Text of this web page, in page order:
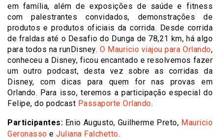
em família, além de exposições de saúde e fitness
com palestrantes convidados, demonstrações de
produtos e produtos oficiais da corrida. Desde corrida
de fraldas até o Desafio do Dunga de 78,21 km, há algo
para todos na runDisney. O Mauricio viajou para Orlando,
conheceu a Disney, ficou encantado e resolvemos fazer
um outro podcast, desta vez sobre as corridas da
Disney, com dicas para quem for nas provas em
Orlando. Para isso, teremos a participação especial do
Felipe, do podcast Passaporte Orlando.
Participantes: Enio Augusto, Guilherme Preto, Mauricio
Geronasso e Juliana Falchetto.